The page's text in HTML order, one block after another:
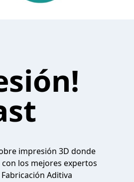
impresión 3D donde
los mejores expertos
Aditiva